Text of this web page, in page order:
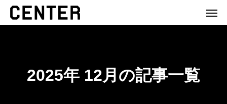
2025年 12月の記事一覧